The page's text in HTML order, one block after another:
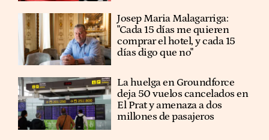
​​Josep Maria Malagarriga:
"Cada 15 días me quieren
comprar el hotel, y cada 15
días digo que no"
La huelga en Groundforce
deja 50 vuelos cancelados en
El Prat y amenaza a dos
millones de pasajeros